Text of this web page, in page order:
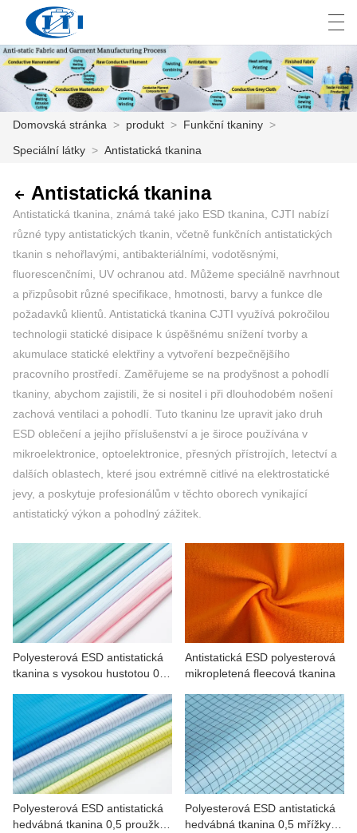
DOMOVSKÁ STRÁNKA
PRODUKT
O NÁS
ZPRÁVY
PRŮMYSL
KONTAKTUJTE NÁS
VIDEA
العربية česky Deutsch English
Domovská stránka > produkt > Funkční tkaniny >
Speciální látky > Antistatická tkanina
Antistatická tkanina
Antistatická tkanina, známá také jako ESD tkanina, CJTI nabízí
různé typy antistatických tkanin, včetně funkčních antistatických
tkanin s nehořlavými, antibakteriálními, vodotěsnými,
fluorescenčními, UV ochranou atd. Můžeme speciálně navrhnout
a přizpůsobit různé specifikace, hmotnosti, barvy a funkce dle
požadavků klientů. Antistatická tkanina CJTI využívá pokročilou
technologii statické disipace k úspěšnému snížení tvorby a
akumulace statické elektřiny a vytvoření bezpečnějšího
pracovního prostředí. Zaměřujeme se na prodyšnost a pohodlí
tkaniny, abychom zajistili, že si nositel i při dlouhodobém nošení
zachová ventilaci a pohodlí. Tuto tkaninu lze upravit jako druh
ESD oblečení a jejího příslušenství a je široce používána v
mikroelektronice, optoelektronice, přesných přístrojích, letectví a
dalších oblastech, které jsou extrémně citlivé na elektrostatické
jevy, a poskytuje profesionálům v těchto oborech vynikající
antistatický výkon a pohodlný zážitek.
Polyesterová ESD antistatická
tkanina s vysokou hustotou 0,5
Antistatická ESD polyesterová
mikropletená fleecová tkanina
Polyesterová ESD antistatická
hedvábná tkanina 0,5 proužku
Polyesterová ESD antistatická
hedvábná tkanina 0,5 mřížky